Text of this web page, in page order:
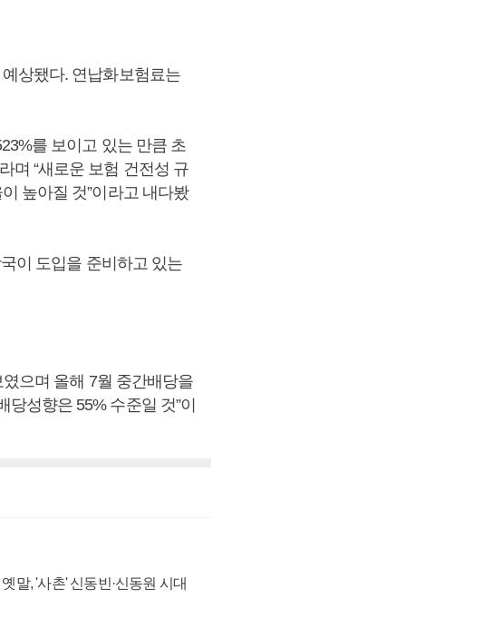
상됐다. 연납화보험료는
를 보이고 있는 만큼 초
며 “새로운 보험 건전성 규
높아질 것”이라고 내다봤
이 도입을 준비하고 있는
으며 올해 7월 중간배당을
당성향은 55% 수준일 것”이
말, '사촌' 신동빈·신동원 시대